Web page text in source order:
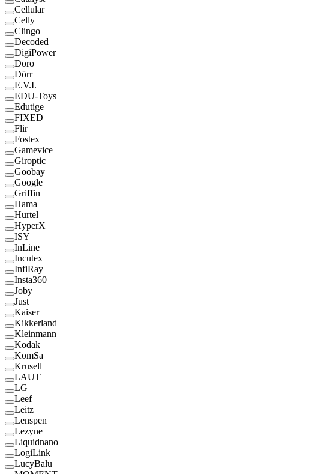
Cellular
Celly
Clingo
Decoded
DigiPower
Doro
Dörr
E.V.I.
EDU-Toys
Edutige
FIXED
Flir
Fostex
Gamevice
Giroptic
Goobay
Google
Griffin
Hama
Hurtel
HyperX
ISY
InLine
Incutex
InfiRay
Insta360
Joby
Just
Kaiser
Kikkerland
Kleinmann
Kodak
KomSa
Krusell
LAUT
LG
Leef
Leitz
Lenspen
Lezyne
Liquidnano
LogiLink
LucyBalu